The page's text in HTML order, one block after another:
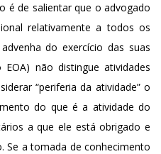
é de salientar que o advogado
relativamente a todos os
do exercício das suas
não distingue atividades
“periferia da atividade” o
do que é a atividade do
a que ele está obrigado e
Se a tomada de conhecimento